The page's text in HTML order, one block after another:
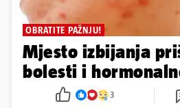
OBRATITE PAŽNJU!
Mjesto izbijanja
bolesti i
3